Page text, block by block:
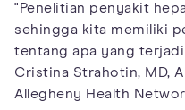
"Penelitian penyakit
sehingga kita memiliki
tentang apa yang
Cristina Strahotin, MD,
Allegheny Health